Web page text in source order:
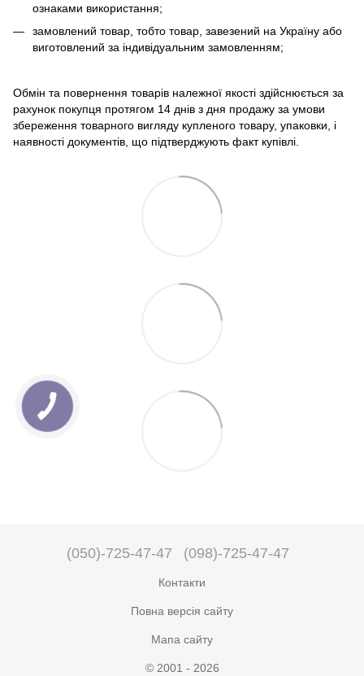
ознаками використання;
замовлений товар, тобто товар, завезений на Україну або
виготовлений за індивідуальним замовленням;
Обмін та повернення товарів належної якості здійснюється за
рахунок покупця протягом 14 днів з дня продажу за умови
збереження товарного вигляду купленого товару, упаковки, і
наявності документів, що підтверджують факт купівлі.
(050)-725-47-47 (098)-725-47-47
Контакти
Повна версія сайту
Мапа сайту
© 2001 - 2026